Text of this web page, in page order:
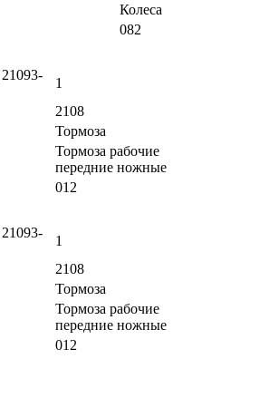
Колеса
082
1
2108
Тормоза
Тормоза рабочие
передние ножные
012
1
2108
Тормоза
Тормоза рабочие
передние ножные
012